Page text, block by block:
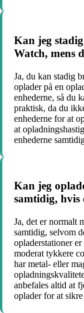
Kan jeg
Watch, mens
Ja, du kan stadig
oplader på en
enhederne, så du
praktisk, da du
enhederne for at
at
enhederne
Kan jeg
samtidig, hvis
Ja, det er normalt
samtidig, selvom
opladerstationer
moderat tykkere
har metal- eller
anbefales altid at
oplader for at